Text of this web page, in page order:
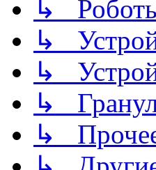
↳ Роботы
↳
↳
↳
↳ Прочее